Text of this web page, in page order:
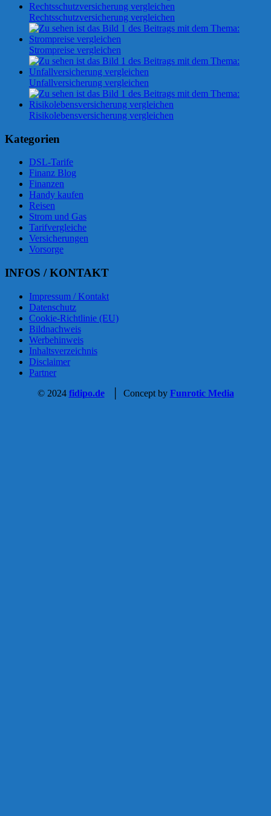
Rechtsschutzversicherung vergleichen
Strompreise vergleichen
Unfallversicherung vergleichen
Risikolebensversicherung vergleichen
Kategorien
DSL-Tarife
Finanz Blog
Finanzen
Handy kaufen
Reisen
Strom und Gas
Tarifvergleiche
Versicherungen
Vorsorge
INFOS / KONTAKT
Impressum / Kontakt
Datenschutz
Cookie-Richtlinie (EU)
Bildnachweis
Werbehinweis
Inhaltsverzeichnis
Disclaimer
Partner
© 2024 fidipo.de│ Concept by Funrotic Media